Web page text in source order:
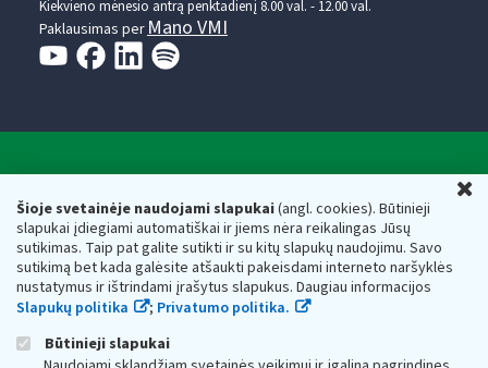
Šioje svetainėje naudojami slapukai(angl. cookies). Būtinieji
slapukai įdiegiami automatiškai ir jiems nėra reikalingas Jūsų
sutikimas. Taip pat galite sutikti ir su kitų slapukų naudojimu. Savo
sutikimą bet kada galėsite atšaukti pakeisdami interneto naršyklės
nustatymus ir ištrindami įrašytus slapukus. Daugiau informacijos
Slapukų politika
; Privatumo politika.
Būtinieji slapukai
Kiekvieno mėnesio antrą penktadienį 8.00 val. - 12.00 val.
Paklausimas per Mano VMI
Respublikos finansų ministerijos
Biudžetinė įstaiga. Juridinio asmens kodas — 188659752,
adresas: Vasario 16-osios g. 14, 01107 Vilnius, Lietuva, el.paštas:
vmi@vmi.lt, E. pristatymo dėžutės adresas 188659752
Duomenys apie Valstybinę mokesčių inspekciją prie Lietuvos
Respublikos finansų ministerijos kaupiami ir saugomi Juridinių